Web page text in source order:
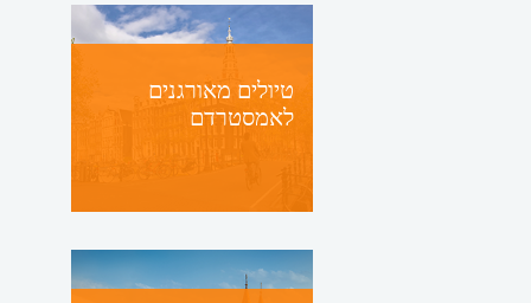
טיולים מאורגנים
לאמסטרדם